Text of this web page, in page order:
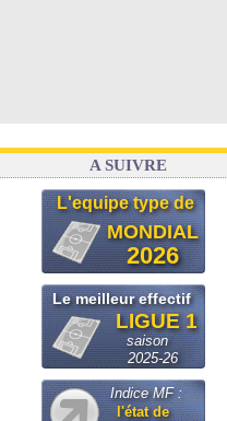
A SUIVRE
L'equipe type de
MONDIAL
2026
Le meilleur effectif
LIGUE 1
saison
2025-26
Indice MF :
l'état de